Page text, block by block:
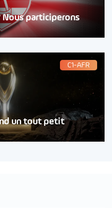
Nous participerons
C1-AFR
un tout petit